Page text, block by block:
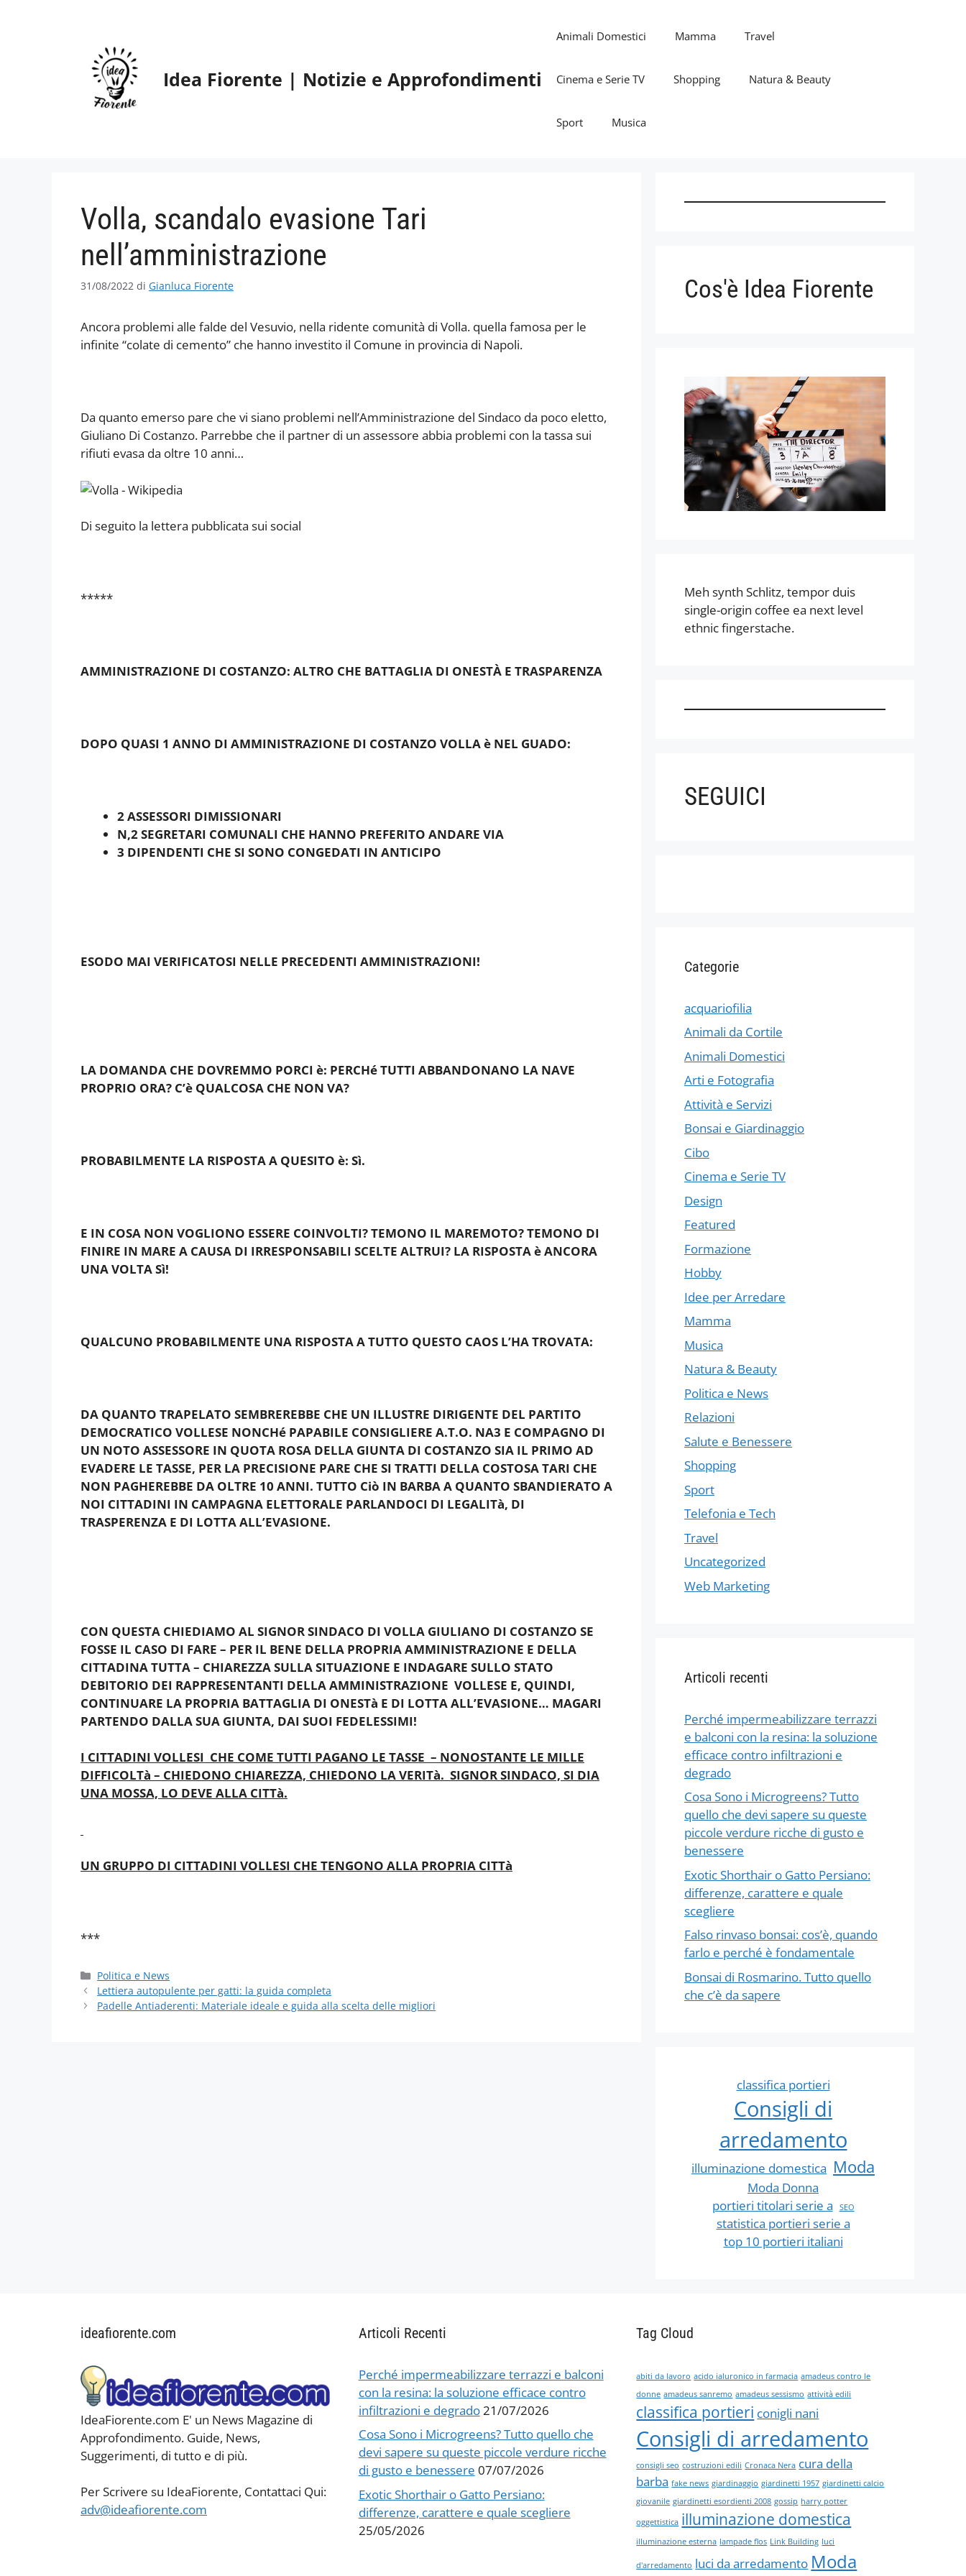
Idea Fiorente | Notizie e Approfondimenti
Animali Domestici Mamma Travel
Cinema e Serie TV Shopping Natura & Beauty
Sport Musica
Volla, scandalo evasione Tari
nell’amministrazione
31/08/2022 di Gianluca Fiorente
Ancora problemi alle falde del Vesuvio, nella ridente comunità di Volla. quella famosa per le
infinite “colate di cemento” che hanno investito il Comune in provincia di Napoli.
Da quanto emerso pare che vi siano problemi nell’Amministrazione del Sindaco da poco eletto,
Giuliano Di Costanzo. Parrebbe che il partner di un assessore abbia problemi con la tassa sui
rifiuti evasa da oltre 10 anni…
Di seguito la lettera pubblicata sui social
*****
AMMINISTRAZIONE DI COSTANZO: ALTRO CHE BATTAGLIA DI ONESTÀ E TRASPARENZA
DOPO QUASI 1 ANNO DI AMMINISTRAZIONE DI COSTANZO VOLLA è NEL GUADO:
2 ASSESSORI DIMISSIONARI
N,2 SEGRETARI COMUNALI CHE HANNO PREFERITO ANDARE VIA
3 DIPENDENTI CHE SI SONO CONGEDATI IN ANTICIPO
ESODO MAI VERIFICATOSI NELLE PRECEDENTI AMMINISTRAZIONI!
LA DOMANDA CHE DOVREMMO PORCI è: PERCHé TUTTI ABBANDONANO LA NAVE
PROPRIO ORA? C’è QUALCOSA CHE NON VA?
PROBABILMENTE LA RISPOSTA A QUESITO è: Sì.
E IN COSA NON VOGLIONO ESSERE COINVOLTI? TEMONO IL MAREMOTO? TEMONO DI
FINIRE IN MARE A CAUSA DI IRRESPONSABILI SCELTE ALTRUI? LA RISPOSTA è ANCORA
UNA VOLTA Sì!
QUALCUNO PROBABILMENTE UNA RISPOSTA A TUTTO QUESTO CAOS L’HA TROVATA:
DA QUANTO TRAPELATO SEMBREREBBE CHE UN ILLUSTRE DIRIGENTE DEL PARTITO
DEMOCRATICO VOLLESE NONCHé PAPABILE CONSIGLIERE A.T.O. NA3 E COMPAGNO DI
UN NOTO ASSESSORE IN QUOTA ROSA DELLA GIUNTA DI COSTANZO SIA IL PRIMO AD
EVADERE LE TASSE, PER LA PRECISIONE PARE CHE SI TRATTI DELLA COSTOSA TARI CHE
NON PAGHEREBBE DA OLTRE 10 ANNI. TUTTO Ciò IN BARBA A QUANTO SBANDIERATO A
NOI CITTADINI IN CAMPAGNA ELETTORALE PARLANDOCI DI LEGALITà, DI
TRASPERENZA E DI LOTTA ALL’EVASIONE.
CON QUESTA CHIEDIAMO AL SIGNOR SINDACO DI VOLLA GIULIANO DI COSTANZO SE
FOSSE IL CASO DI FARE – PER IL BENE DELLA PROPRIA AMMINISTRAZIONE E DELLA
CITTADINA TUTTA – CHIAREZZA SULLA SITUAZIONE E INDAGARE SULLO STATO
DEBITORIO DEI RAPPRESENTANTI DELLA AMMINISTRAZIONE VOLLESE E, QUINDI,
CONTINUARE LA PROPRIA BATTAGLIA DI ONESTà E DI LOTTA ALL’EVASIONE… MAGARI
PARTENDO DALLA SUA GIUNTA, DAI SUOI FEDELESSIMI!
I CITTADINI VOLLESI CHE COME TUTTI PAGANO LE TASSE – NONOSTANTE LE MILLE
DIFFICOLTà – CHIEDONO CHIAREZZA, CHIEDONO LA VERITà. SIGNOR SINDACO, SI DIA
UNA MOSSA, LO DEVE ALLA CITTà.
UN GRUPPO DI CITTADINI VOLLESI CHE TENGONO ALLA PROPRIA CITTà
***
Categorie
Politica e News
Lettiera autopulente per gatti: la guida completa
Padelle Antiaderenti: Materiale ideale e guida alla scelta delle migliori
Cos'è Idea Fiorente
Meh synth Schlitz, tempor duis
single-origin coffee ea next level
ethnic fingerstache.
SEGUICI
Categorie
acquariofilia
Animali da Cortile
Animali Domestici
Arti e Fotografia
Attività e Servizi
Bonsai e Giardinaggio
Cibo
Cinema e Serie TV
Design
Featured
Formazione
Hobby
Idee per Arredare
Mamma
Musica
Natura & Beauty
Politica e News
Relazioni
Salute e Benessere
Shopping
Sport
Telefonia e Tech
Travel
Uncategorized
Web Marketing
Articoli recenti
Perché impermeabilizzare terrazzi
e balconi con la resina: la soluzione
efficace contro infiltrazioni e
degrado
Cosa Sono i Microgreens? Tutto
quello che devi sapere su queste
piccole verdure ricche di gusto e
benessere
Exotic Shorthair o Gatto Persiano:
differenze, carattere e quale
scegliere
Falso rinvaso bonsai: cos’è, quando
farlo e perché è fondamentale
Bonsai di Rosmarino. Tutto quello
che c’è da sapere
classifica portieri
Consigli di
arredamento
illuminazione domestica Moda
Moda Donna
portieri titolari serie a
SEO
statistica portieri serie a
top 10 portieri italiani
ideafiorente.com
IdeaFiorente.com E' un News Magazine di
Approfondimento. Guide, News,
Suggerimenti, di tutto e di più.
Per Scrivere su IdeaFiorente, Contattaci Qui:
adv@ideafiorente.com
Articoli Recenti
Perché impermeabilizzare terrazzi e balconi
con la resina: la soluzione efficace contro
infiltrazioni e degrado21/07/2026
Cosa Sono i Microgreens? Tutto quello che
devi sapere su queste piccole verdure ricche
di gusto e benessere 07/07/2026
Exotic Shorthair o Gatto Persiano:
differenze, carattere e quale scegliere
25/05/2026
Tag Cloud
abiti da lavoro acido ialuronico in farmacia amadeus contro le
donne amadeus sanremo amadeus sessismo attività edili
classifica portieri conigli nani
Consigli di arredamento
consigli seo costruzioni edili Cronaca Nera cura della
barba fake news giardinaggio giardinetti 1957 giardinetti calcio
giovanile giardinetti esordienti 2008 gossip harry potter
oggettistica illuminazione domestica
illuminazione esterna lampade flos Link Building luci
d'arredamento luci da arredamento Moda